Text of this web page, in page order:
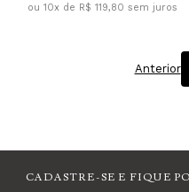
ou 10x de R$ 119,80 sem juros
Anterior
CADASTRE-SE E FIQUE